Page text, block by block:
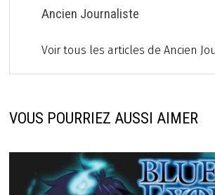
Ancien Journaliste
Voir tous les articles de Ancien
VOUS POURRIEZ AUSSI AIMER